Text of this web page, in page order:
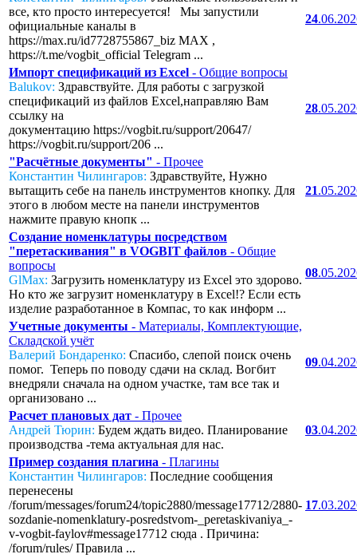
все, кто просто интересуется! Мы запустили
официальные каналы в
https://max.ru/id7728755867_biz MAX ,
https://t.me/vogbit_official Telegram ...
24
Импорт спецификаций из Excel - Общие вопросы
Balukov: Здравствуйте. Для работы с загрузкой
спецификаций из файлов Excel,направляю Вам
ссылку на
документацию https://vogbit.ru/support/20647/
https://vogbit.ru/support/206 ...
28
"Расчётные документы" - Прочее
Константин Чилингаров: Здравствуйте, Нужно
вытащить себе на панель инструментов кнопку. Для
этого в любом месте на панели инструментов
нажмите правую кнопк ...
21
Создание номенклатуры посредством
"перетаскивания" в VOGBIT файлов - Общие
вопросы
GlMax: Загрузить номенклатуру из Excel это здорово.
Но кто же загрузит номенклатуру в Excel!? Если есть
изделие разработанное в Компас, то как информ ...
08
Учетные документы - Материалы, Комплектующие,
Складской учёт
Валерий Бондаренко: Спасибо, слепой поиск очень
помог. Теперь по поводу сдачи на склад. Вогбит
внедряли сначала на одном участке, там все так и
организовано ...
09
Расчет плановых дат - Прочее
Андрей Тюрин: Будем ждать видео. Планирование
производства -тема актуальная для нас.
03
Пример создания плагина - Плагины
Константин Чилингаров: Последние сообщения
перенесены
/forum/messages/forum24/topic2880/message17712/2880-
sozdanie-nomenklatury-posredstvom-_peretaskivaniya_-
v-vogbit-faylov#message17712 сюда . Причина:
/forum/rules/ Правила ...
17